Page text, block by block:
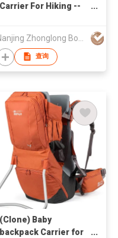
Carrier For Hiking --
查询
(Clone) Baby
backpack Carrier for